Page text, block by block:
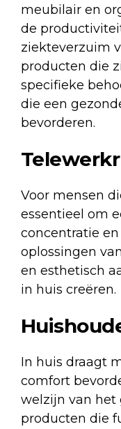
meubilair en
de
ziekteverzuim
producten die
specifieke
die een
bevorderen.
Voor mensen
essentieel om
concentratie
oplossingen
en esthetisch
in huis creëren.
In huis draagt
comfort
welzijn van het
producten die